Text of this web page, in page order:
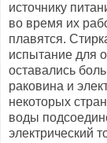
источнику
во время их
плавятся.
испытание для
оставались
раковина и
некоторых
воды
электрический